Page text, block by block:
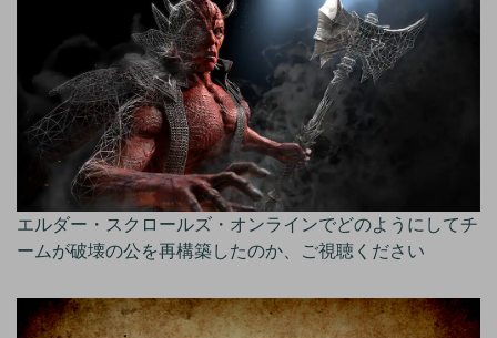
エルダー・スクロールズ・オンラインでどのようにしてチ
ームが破壊の公を再構築したのか、ご視聴ください